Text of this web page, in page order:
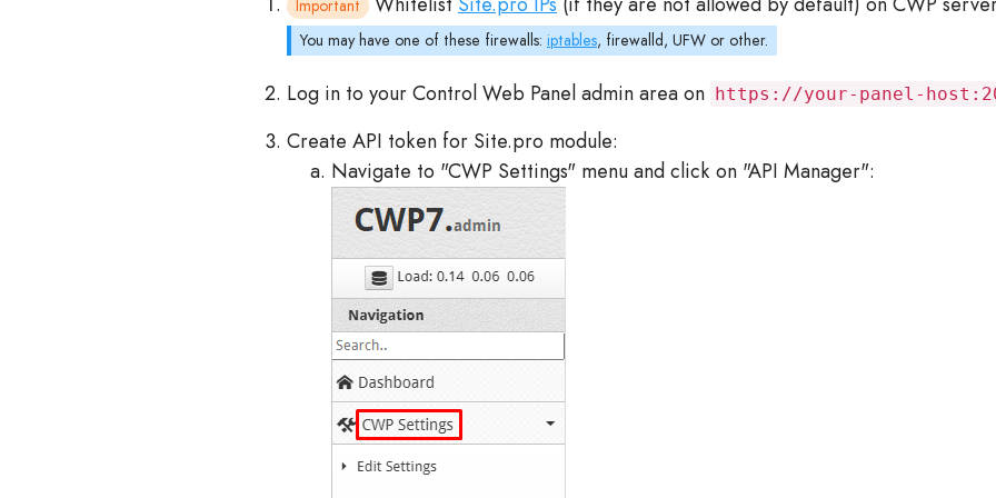
Important
You may have one of these firewalls: iptables, firewalld, UFW or other.
Log in to your Control Web Panel admin area on https://your-panel-
Create API token for Site.pro module:
Navigate to "CWP Settings" menu and click on "API Manager":